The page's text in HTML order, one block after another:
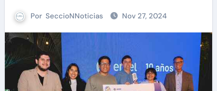
Por SeccioNNoticias Nov 27, 2024